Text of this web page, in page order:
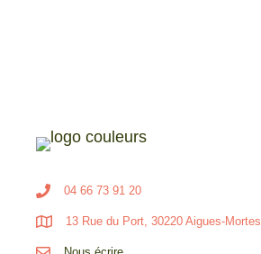
04 66 73 91 20
13 Rue du Port, 30220 Aigues-Mortes